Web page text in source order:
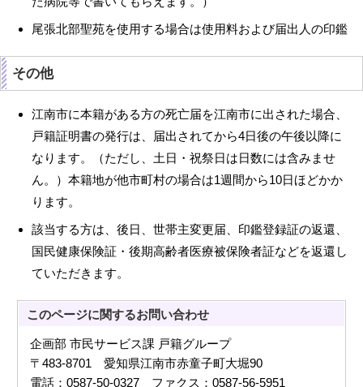
尾張北部聖苑を使用する場合は使用料および届出人の印鑑
その他
江南市に本籍がある方の死亡届を江南市に出された場合、
戸籍証明書の発行は、届出されてから4日後の午後以降に
なります。（ただし、土日・祝祭日は日数には含みませ
ん。）本籍地が他市町村の場合は1週間から10日ほどかか
ります。
該当する方は、後日、世帯主変更届、印鑑登録証の返還、
国民健康保険証・後期高齢者医療被保険者証などを返還し
ていただきます。
このページに関するお問い合わせ
企画部 市民サービス課 戸籍グループ
〒483-8701 愛知県江南市赤童子町大堀90
電話：0587-50-0327 ファクス：0587-56-5951